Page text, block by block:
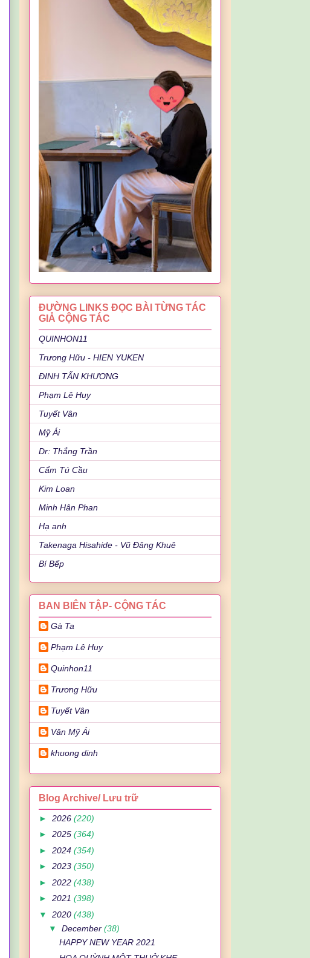
ĐƯỜNG LINKS ĐỌC BÀI TỪNG TÁC
GIẢ CỘNG TÁC
QUINHON11
Trương Hữu - HIEN YUKEN
ĐINH TẤN KHƯƠNG
Phạm Lê Huy
Tuyết Vân
Mỹ Ái
Dr: Thắng Trần
Cẩm Tú Cầu
Kim Loan
Minh Hân Phan
Hạ anh
Takenaga Hisahide - Vũ Đăng Khuê
Bí Bếp
BAN BIÊN TẬP- CỘNG TÁC
Gà Ta
Phạm Lê Huy
Quinhon11
Trương Hữu
Tuyết Vân
Văn Mỹ Ái
khuong dinh
Blog Archive/ Lưu trữ
► 2026 (220)
► 2025 (364)
► 2024 (354)
► 2023 (350)
► 2022 (438)
► 2021 (398)
▼ 2020 (438)
▼December(38)
HAPPY NEW YEAR 2021